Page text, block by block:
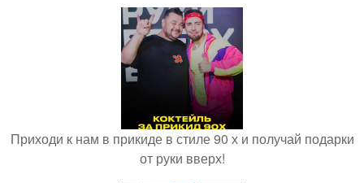
Приходи к нам в прикиде в стиле 90 х и получай подарки
от руки вверх!